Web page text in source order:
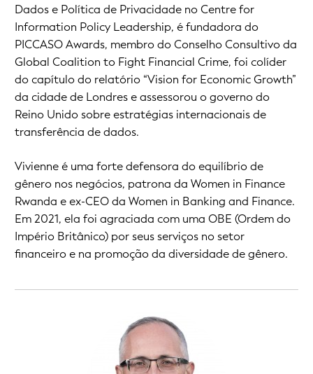
Dados e Política de Privacidade no Centre for
Information Policy Leadership, é fundadora do
PICCASO Awards, membro do Conselho Consultivo da
Global Coalition to Fight Financial Crime, foi colíder
do capítulo do relatório “Vision for Economic Growth”
da cidade de Londres e assessorou o governo do
Reino Unido sobre estratégias internacionais de
transferência de dados.
Vivienne é uma forte defensora do equilíbrio de
gênero nos negócios, patrona da Women in Finance
Rwanda e ex-CEO da Women in Banking and Finance.
Em 2021, ela foi agraciada com uma OBE (Ordem do
Império Britânico) por seus serviços no setor
financeiro e na promoção da diversidade de gênero.